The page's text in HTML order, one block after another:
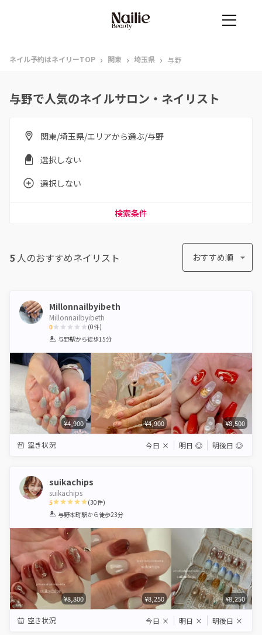
ネイル予約はネイリーTOP › 関東 › 埼玉県 › 与野
与野で人気のネイルサロン・ネイリスト
関東/埼玉県/エリアから選ぶ/与野
選択しない
選択しない
検索条件
5 人のおすすめネイリスト おすすめ順
Millonnailbyibeth
Millonnailbyibeth
0
1 2 3 4 5
(0件)
与野駅から徒歩15分
¥4,900 ¥4,900 ¥8,500
空き状況 今日 × 明日 ◎ 明後日 ◎
suikachips
suikachips
5
1 2 3 4 5
(30件)
与野本町駅から徒歩23分
¥8,800 ¥8,250 ¥8,250
空き状況 今日 × 明日 × 明後日 ×